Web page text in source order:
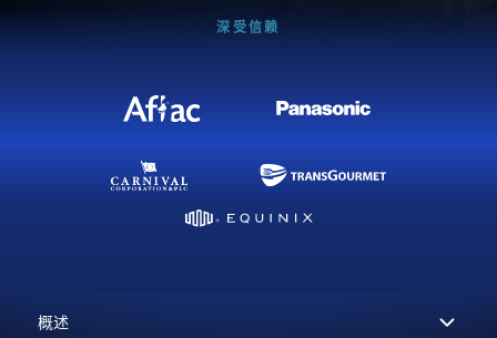
深受信赖